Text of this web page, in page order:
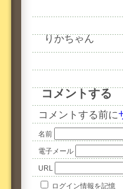
りかちゃん
コメントする
コメントする前に
名前
電子メール
URL
ログイン情報を記憶